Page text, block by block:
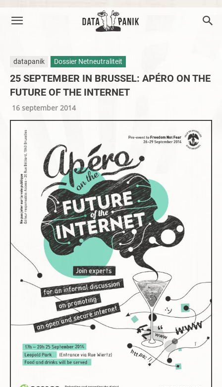
datapanik Dossier Netneutraliteit
25 SEPTEMBER IN BRUSSEL: APÉRO ON THE
FUTURE OF THE INTERNET
16 september 2014